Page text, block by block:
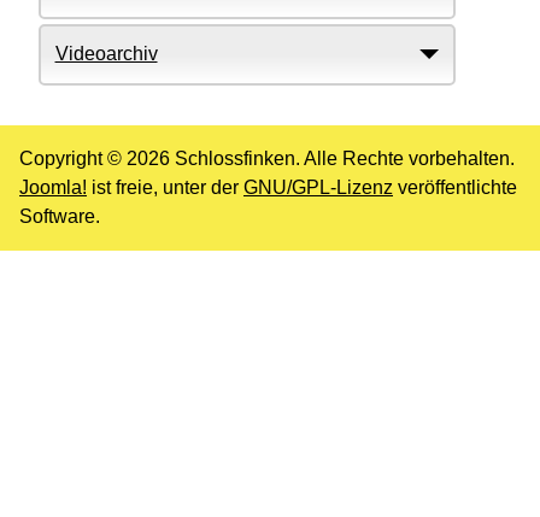
Videoarchiv
Copyright © 2026 Schlossfinken. Alle Rechte vorbehalten.
Joomla! ist freie, unter der GNU/GPL-Lizenz veröffentlichte
Software.